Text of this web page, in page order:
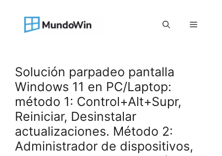
contenido
Menú
Solución parpadeo pantalla
Windows 11 en PC/Laptop:
método 1: Control+Alt+Supr,
Reiniciar, Desinstalar
actualizaciones. Método 2:
Administrador de dispositivos,